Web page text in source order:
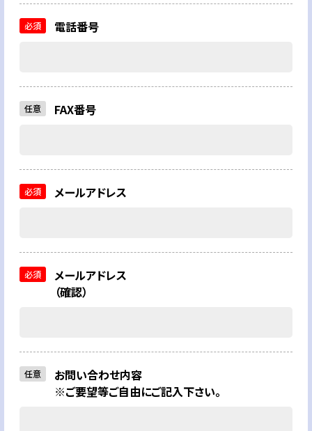
電話番号
必須
FAX番号
任意
メールアドレス
必須
メールアドレス
（確認）
必須
お問い合わせ内容
任意
※ご要望等ご自由にご記入下さい。